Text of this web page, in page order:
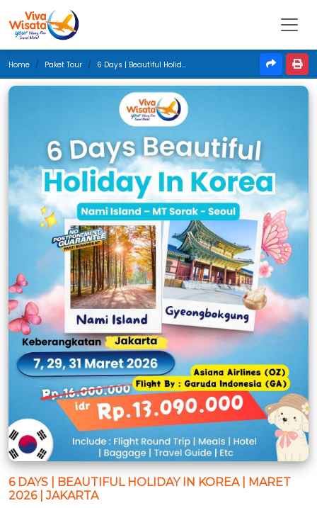
Home Paket Tour 6 Days | Beautiful Holiday In Korea | Maret 2026 | Jakarta
6 DAYS | BEAUTIFUL HOLIDAY IN KOREA | MARET
2026 | JAKARTA